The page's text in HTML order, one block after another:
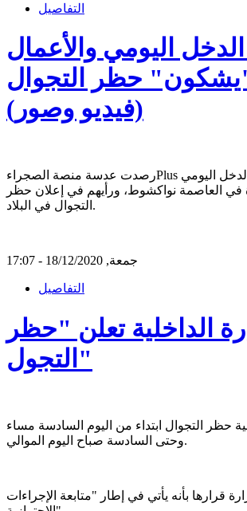
التفاصيل
اليومي والأعمال
"يشكون" حظر التجوال
(فيديو وصور)
رصدت عدسة منصة الصجراءPlus واقع أصحاب الدخل اليومي
في العاصمة نواكشوط، ورأيهم في إعلان حظر
التجوال في البلاد.
جمعة, 18/12/2020 - 17:07
التفاصيل
الداخلية تعلن "حظر
التجول"
حظر التجوال ابتداء من اليوم السادسة مساء
وحتى السادسة صباح اليوم الموالي.
قرارها بأنه يأتي في إطار "متابعة الإجراءات